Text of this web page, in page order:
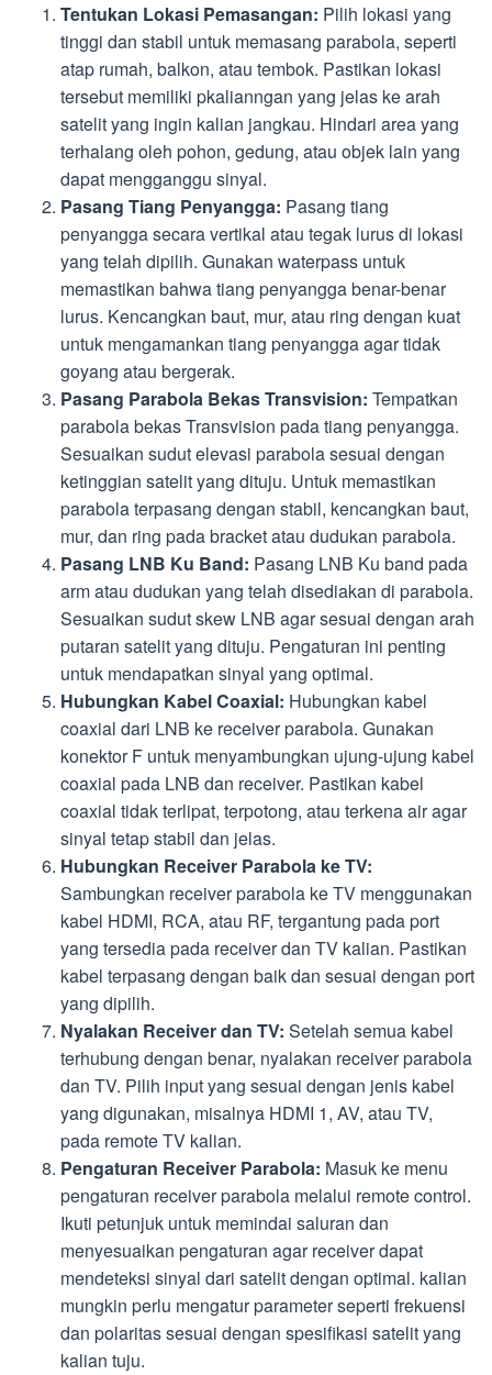
Tentukan Lokasi Pemasangan: Pilih lokasi yang
tinggi dan stabil untuk memasang parabola, seperti
atap rumah, balkon, atau tembok. Pastikan lokasi
tersebut memiliki pkalianngan yang jelas ke arah
satelit yang ingin kalian jangkau. Hindari area yang
terhalang oleh pohon, gedung, atau objek lain yang
dapat mengganggu sinyal.
Pasang Tiang Penyangga: Pasang tiang
penyangga secara vertikal atau tegak lurus di lokasi
yang telah dipilih. Gunakan waterpass untuk
memastikan bahwa tiang penyangga benar-benar
lurus. Kencangkan baut, mur, atau ring dengan kuat
untuk mengamankan tiang penyangga agar tidak
goyang atau bergerak.
Pasang Parabola Bekas Transvision: Tempatkan
parabola bekas Transvision pada tiang penyangga.
Sesuaikan sudut elevasi parabola sesuai dengan
ketinggian satelit yang dituju. Untuk memastikan
parabola terpasang dengan stabil, kencangkan baut,
mur, dan ring pada bracket atau dudukan parabola.
Pasang LNB Ku Band: Pasang LNB Ku band pada
arm atau dudukan yang telah disediakan di parabola.
Sesuaikan sudut skew LNB agar sesuai dengan arah
putaran satelit yang dituju. Pengaturan ini penting
untuk mendapatkan sinyal yang optimal.
Hubungkan Kabel Coaxial: Hubungkan kabel
coaxial dari LNB ke receiver parabola. Gunakan
konektor F untuk menyambungkan ujung-ujung kabel
coaxial pada LNB dan receiver. Pastikan kabel
coaxial tidak terlipat, terpotong, atau terkena air agar
sinyal tetap stabil dan jelas.
Hubungkan Receiver Parabola ke TV:
Sambungkan receiver parabola ke TV menggunakan
kabel HDMI, RCA, atau RF, tergantung pada port
yang tersedia pada receiver dan TV kalian. Pastikan
kabel terpasang dengan baik dan sesuai dengan port
yang dipilih.
Nyalakan Receiver dan TV: Setelah semua kabel
terhubung dengan benar, nyalakan receiver parabola
dan TV. Pilih input yang sesuai dengan jenis kabel
yang digunakan, misalnya HDMI 1, AV, atau TV,
pada remote TV kalian.
Pengaturan Receiver Parabola: Masuk ke menu
pengaturan receiver parabola melalui remote control.
Ikuti petunjuk untuk memindai saluran dan
menyesuaikan pengaturan agar receiver dapat
mendeteksi sinyal dari satelit dengan optimal. kalian
mungkin perlu mengatur parameter seperti frekuensi
dan polaritas sesuai dengan spesifikasi satelit yang
kalian tuju.